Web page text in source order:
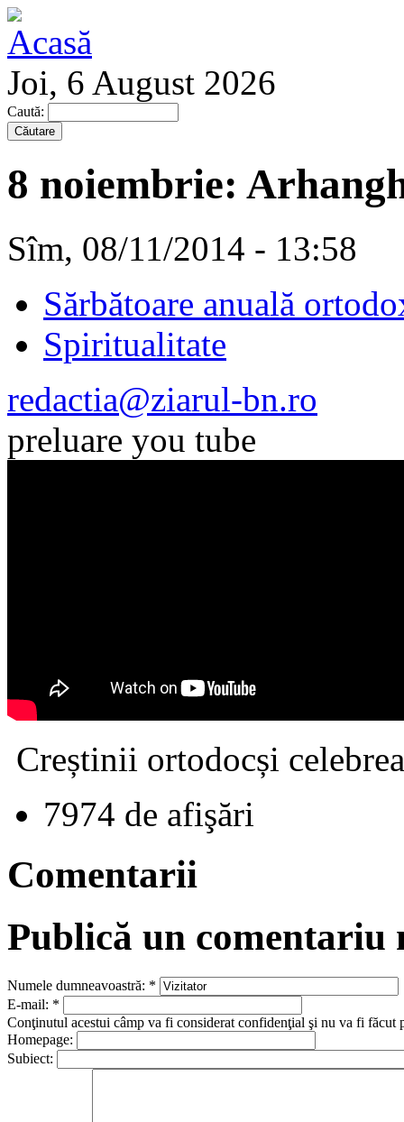
Joi, 6 August 2026
Caută:
8 noiembrie:
Sîm, 08/11/2014 - 13:58
Sărbătoare anuală
Spiritualitate
redactia@ziarul-bn.ro
preluare you tube
Creștinii ortodocși
7974 de afişări
Comentarii
Publică un comentariu
Numele dumneavoastră: *
E-mail: *
Conţinutul acestui câmp va fi considerat confidenţial şi nu va fi făcut
Homepage:
Subiect: